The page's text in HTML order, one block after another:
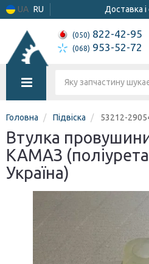
UA RU Доставка
(050) 822-42-95
(068) 953-52-72
Головна Підвіска 53212-
Втулка
КАМАЗ
Україна)